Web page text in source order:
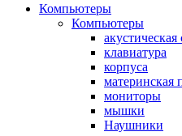
Компьютеры
Компьютеры
акустическая
клавиатура
корпуса
материнская
мониторы
мышки
Наушники